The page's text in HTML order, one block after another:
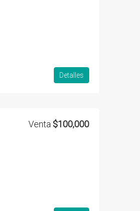
Detalles
Venta $100,000